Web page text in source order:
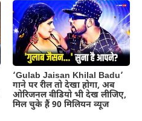
‘Gulab Jaisan Khilal Badu’
गाने पर रील तो देखा होगा, अब
ओरिजनल वीडियो भी देख लीजिए,
मिल चुके हैं 90 मिलियन व्यूज